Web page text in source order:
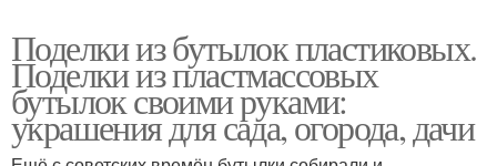
Лейка из пластиковой
бутылки
Бутылки для
мульчирования
Поделки из бутылок пластиковых.
Поделки из пластмассовых
бутылок своими руками:
украшения для сада, огорода, дачи